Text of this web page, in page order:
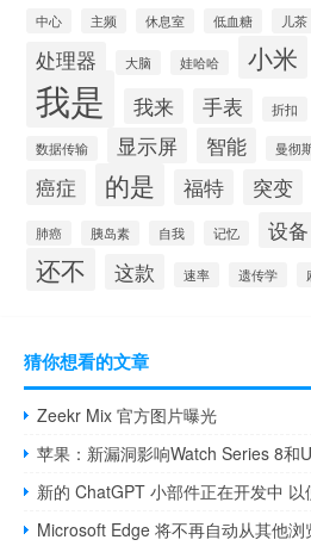
中心 主频 休息室 低血糖 儿茶
处理器 大脑 娃哈哈 小米
我是 我来 手表 折扣
数据传输 显示屏 智能 曼彻
癌症 的是 福特 突变
肺癌 胰岛素 自我 记忆 设备
还不 这款 速率 遗传学
猜你想看的文章
Zeekr Mix 官方图片曝光
苹果：新漏洞影响Watch Series 8和
新的 ChatGPT 小部件正在开发中
Microsoft Edge 将不再自动从其他浏